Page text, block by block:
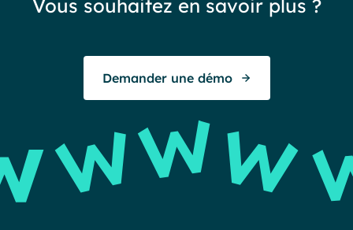
Vous souhaitez en savoir plus ?
Demander une démo